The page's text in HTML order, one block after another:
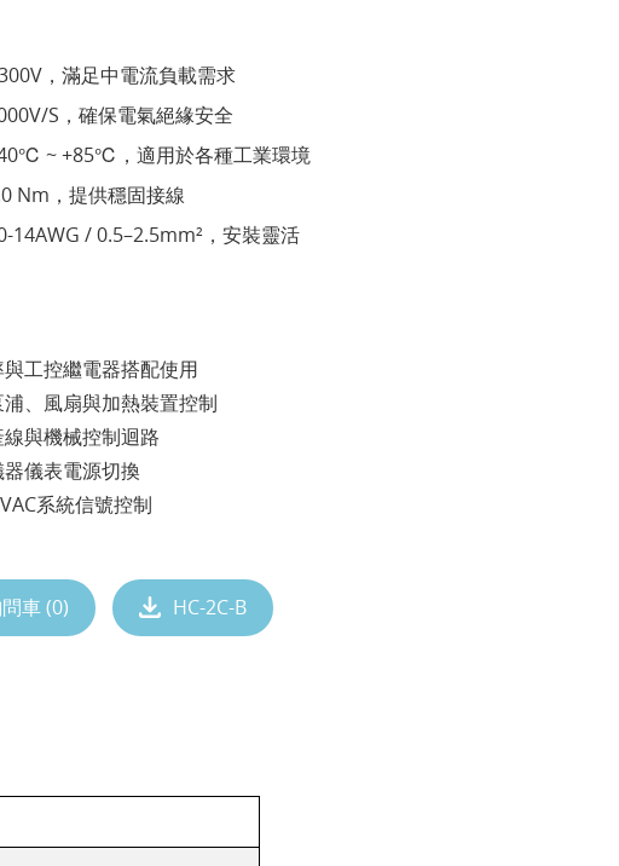
，滿足中電流負載需求
S，確保電氣絕緣安全
~ +85℃，適用於各種工業環境
Nm，提供穩固接線
14AWG / 0.5–2.5mm²，安裝靈活
工控繼電器搭配使用
、風扇與加熱裝置控制
線與機械控制迴路
儀表電源切換
系統信號控制
車 (0) HC-2C-B